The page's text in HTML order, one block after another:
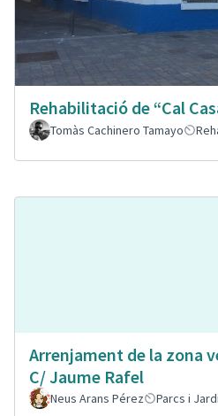
Rehabilitació de “Cal
Tomàs Cachinero Tamayo
Arrenjament de la zona
C/ Jaume Rafel
Neus Arans Pérez Parcs i